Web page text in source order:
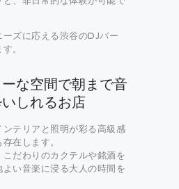
ズに応える渋谷のDJバー
。
な空間で朝まで音
しれるお店
テリアと照明が彩る高級感
在します。
だわりのカクテルや銘酒を
い音楽に浸る大人の時間を